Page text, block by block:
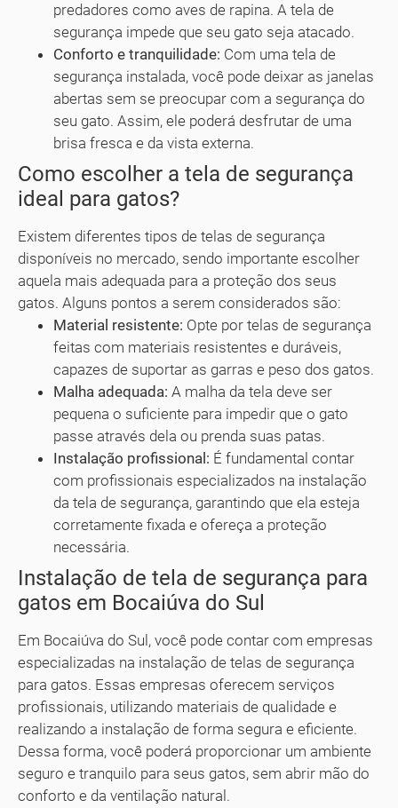
predadores como aves de rapina. A tela de
segurança impede que seu gato seja atacado.
Conforto e tranquilidade: Com uma tela de
segurança instalada, você pode deixar as janelas
abertas sem se preocupar com a segurança do
seu gato. Assim, ele poderá desfrutar de uma
brisa fresca e da vista externa.
Como escolher a tela de segurança
ideal para gatos?
Existem diferentes tipos de telas de segurança
disponíveis no mercado, sendo importante escolher
aquela mais adequada para a proteção dos seus
gatos. Alguns pontos a serem considerados são:
Material resistente: Opte por telas de segurança
feitas com materiais resistentes e duráveis,
capazes de suportar as garras e peso dos gatos.
Malha adequada: A malha da tela deve ser
pequena o suficiente para impedir que o gato
passe através dela ou prenda suas patas.
Instalação profissional: É fundamental contar
com profissionais especializados na instalação
da tela de segurança, garantindo que ela esteja
corretamente fixada e ofereça a proteção
necessária.
Instalação de tela de segurança para
gatos em Bocaiúva do Sul
Em Bocaiúva do Sul, você pode contar com empresas
especializadas na instalação de telas de segurança
para gatos. Essas empresas oferecem serviços
profissionais, utilizando materiais de qualidade e
realizando a instalação de forma segura e eficiente.
Dessa forma, você poderá proporcionar um ambiente
seguro e tranquilo para seus gatos, sem abrir mão do
conforto e da ventilação natural.